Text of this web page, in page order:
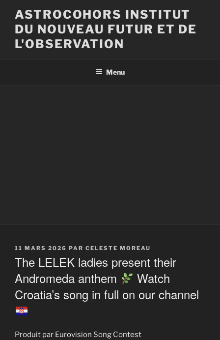
contenu
principal
ASTROCOHORS INSTITUT
DU NOUVEAU FUTUR ET DE
L'OBSERVATION
Menu
PUBLIÉ
11 MARS 2026 PAR CELESTE MOREAU
The LELEK ladies present their
Andromeda anthem
Watch
Croatia’s song in full on our channel
Produit par Eurovision Song Contest